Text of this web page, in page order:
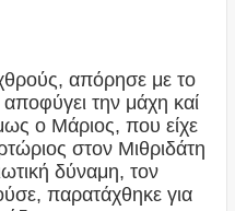
απόρησε με το
την μάχη καί
ο Μάριος, που είχε
στον Μιθριδάτη
δύναμη, τον
παρατάχθηκε για